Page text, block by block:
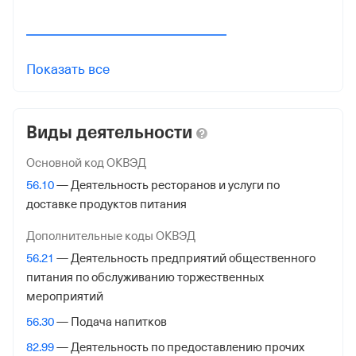
Налоговая
Межрайонная Инспекция Федеральной Налоговой
Адрес налоговой
191124, Санкт-Петербург гор., Красного Текстильщика
Внебюджетные фонды
Регистрационный номер в ПФР
1052619358
Показать все
Виды деятельности
Основной код ОКВЭД
56.10— Деятельность ресторанов и услуги по
доставке продуктов питания
Дополнительные коды ОКВЭД
56.21 — Деятельность предприятий общественного
питания по обслуживанию торжественных
мероприятий
56.30— Подача напитков
82.99— Деятельность по предоставлению прочих